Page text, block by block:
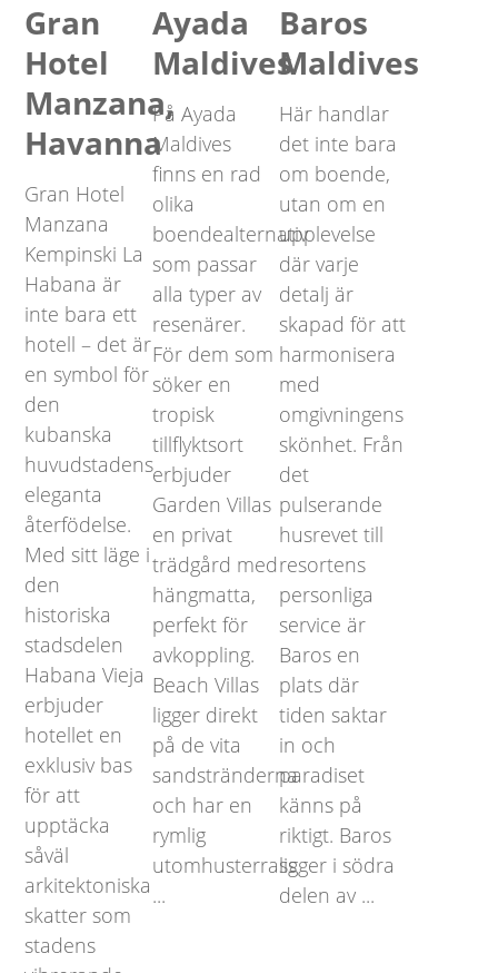
Gran
Hotel
Manzana,
Havanna
Gran Hotel
Manzana
Kempinski La
Habana är
inte bara ett
hotell – det är
en symbol för
den
kubanska
huvudstadens
eleganta
återfödelse.
Med sitt läge i
den
historiska
stadsdelen
Habana Vieja
erbjuder
hotellet en
exklusiv bas
för att
upptäcka
såväl
arkitektoniska
skatter som
stadens
Ayada
Maldives
På Ayada
Maldives
finns en rad
olika
boendealternativ
som passar
alla typer av
resenärer.
För dem som
söker en
tropisk
tillflyktsort
erbjuder
Garden Villas
en privat
trädgård med
hängmatta,
perfekt för
avkoppling.
Beach Villas
ligger direkt
på de vita
sandstränderna
och har en
rymlig
utomhusterrass
...
Baros
Maldives
Här handlar
det inte bara
om boende,
utan om en
upplevelse
där varje
detalj är
skapad för att
harmonisera
med
omgivningens
skönhet. Från
det
pulserande
husrevet till
resortens
personliga
service är
Baros en
plats där
tiden saktar
in och
paradiset
känns på
riktigt. Baros
ligger i södra
delen av ...